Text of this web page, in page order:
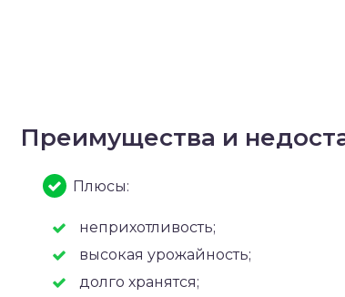
Преимущества и
Плюсы:
неприхотливость;
высокая урожайность;
долго хранятся;